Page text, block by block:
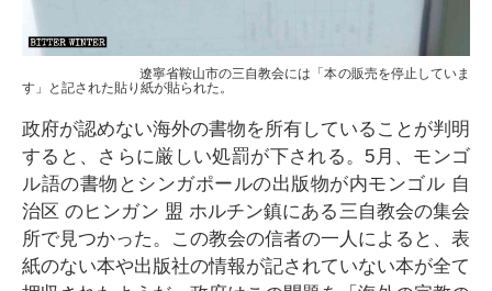
遼寧省鞍山市の三自教会には「本の販売を停止していま
す」と記された貼り紙が貼られた。
政府が認めない海外の書物を所有していることが判明
すると、さらに厳しい処罰が下される。5月、モンゴ
ル語の書物とシンガポールの出版物が内モンゴル 自
治区 のヒンガン 盟 ホルチン鎮にある三自教会の集会
所で見つかった。この教会の信者の一人によると、表
紙のない本や出版社の情報が記されていない本が全て